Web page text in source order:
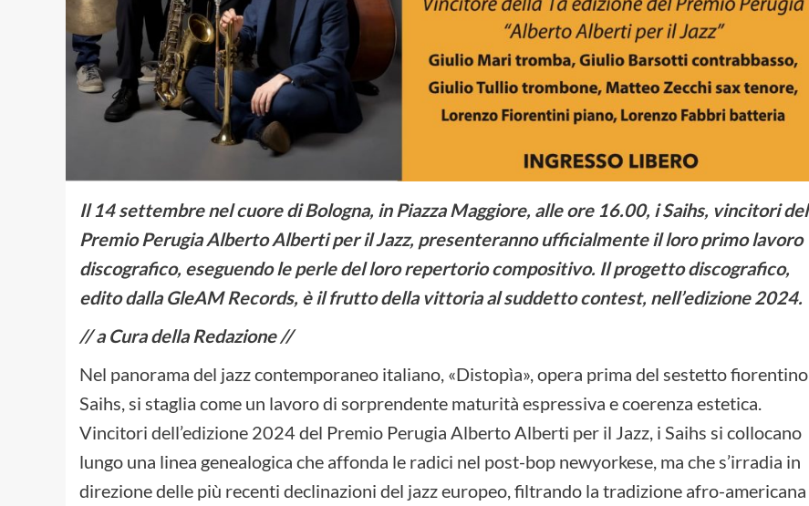
Il 14 settembre nel cuore di Bologna, in Piazza Maggiore, alle ore 16.00, i Saihs, vincitori del
Premio Perugia Alberto Alberti per il Jazz, presenteranno ufficialmente il loro primo lavoro
discografico, eseguendo le perle del loro repertorio compositivo. Il progetto discografico,
edito dalla GleAM Records, è il frutto della vittoria al suddetto contest, nell’edizione 2024.
// a Cura della Redazione //
Nel panorama del jazz contemporaneo italiano, «Distopìa», opera prima del sestetto fiorentino
Saihs, si staglia come un lavoro di sorprendente maturità espressiva e coerenza estetica.
Vincitori dell’edizione 2024 del Premio Perugia Alberto Alberti per il Jazz, i Saihs si collocano
lungo una linea genealogica che affonda le radici nel post-bop newyorkese, ma che s’irradia in
direzione delle più recenti declinazioni del jazz europeo, filtrando la tradizione afro-americana